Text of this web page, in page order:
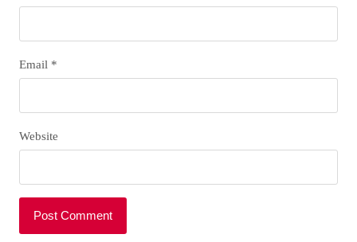
Email *
Website